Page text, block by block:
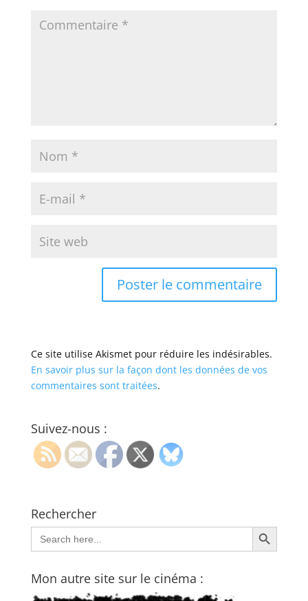
Ce site utilise Akismet pour réduire les indésirables.
En savoir plus sur la façon dont les données de vos
commentaires sont traitées.
Suivez-nous :
Rechercher
Search
for:
Search Button
Mon autre site sur le cinéma :